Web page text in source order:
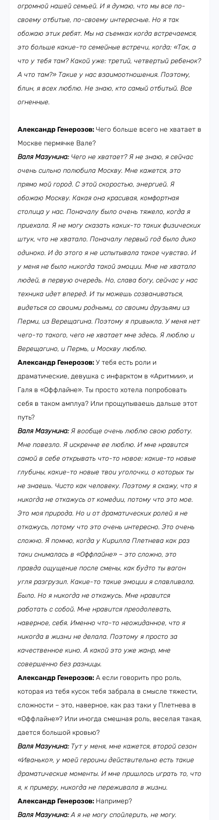
огромной нашей семьей. И я думаю, что мы все по-
своему отбитые, по-своему интересные. Но я так
обожаю этих ребят. Мы на съемках когда встречаемся,
это больше какие-то семейные встречи, когда: «Так, а
что у тебя там? Какой уже: третий, четвертый ребенок?
А что там?» Такие у нас взаимоотношения. Поэтому,
блин, я всех люблю. Не знаю, кто самый отбитый. Все
огненные.
Александр Генерозов:Чего больше всего не хватает в
Москве пермячке Вале?
Валя Мазунина: Чего не хватает? Я не знаю, я сейчас
очень сильно полюбила Москву. Мне кажется, это
прямо мой город. С этой скоростью, энергией. Я
обожаю Москву. Какая она красивая, комфортная
столица у нас. Поначалу было очень тяжело, когда я
приехала. Я не могу сказать каких-то таких физических
штук, что не хватало. Поначалу первый год было дико
одиноко. И до этого я не испытывала такое чувство. И
у меня не было никогда такой эмоции. Мне не хватало
людей, в первую очередь. Но, слава богу, сейчас у нас
техника идет вперед. И ты можешь созваниваться,
видеться со своими родными, со своими друзьями из
Перми, из Верещагина. Поэтому я привыкла. У меня нет
чего-то такого, чего не хватает мне здесь. Я люблю и
Верещагино, и Пермь, и Москву люблю.
Александр Генерозов:У тебя есть роли и
драматические, девушка с инфарктом в «Аритмии», и
Галя в «Оффлайне». Ты просто хотела попробовать
себя в таком амплуа? Или прощупываешь дальше этот
путь?
Валя Мазунина:Я вообще очень люблю свою работу.
Мне повезло. Я искренне ее люблю. И мне нравится
самой в себе открывать что-то новое: какие-то новые
глубины, какие-то новые твои уголочки, о которых ты
не знаешь. Чисто как человеку. Поэтому я скажу, что я
никогда не откажусь от комедии, потому что это мое.
Это моя природа. Но и от драматических ролей я не
откажусь, потому что это очень интересно. Это очень
сложно. Я помню, когда у Кирилла Плетнева как раз
таки снималась в «Оффлайне» – это сложно, это
правда ощущение после смены, как будто ты вагон
угля разгрузил. Какие-то такие эмоции я славливала.
Было. Но я никогда не откажусь. Мне нравится
работать с собой. Мне нравится преодолевать,
наверное, себя. Именно что-то неожиданное, что я
никогда в жизни не делала. Поэтому я просто за
качественное кино. А какой это уже жанр, мне
совершенно без разницы.
Александр Генерозов:А если говорить про роль,
которая из тебя кусок тебя забрала в смысле тяжести,
сложности – это, наверное, как раз таки у Плетнева в
«Оффлайне»? Или иногда смешная роль, веселая такая,
дается большой кровью?
Валя Мазунина: Тут у меня, мне кажется, второй сезон
«Иванько», у моей героини действительно есть такие
драматические моменты. И мне пришлось играть то, что
я, к примеру, никогда не переживала в жизни.
Александр Генерозов: Например?
Валя Мазунина:А я не могу спойлерить, не могу.